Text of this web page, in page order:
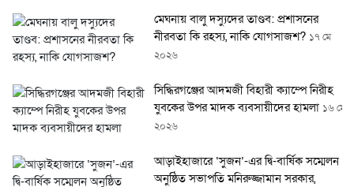
মেঘনায় বালু দস্যুদের তাণ্ডব: প্রশাসনের
নীরবতা কি রহস্য, নাকি যোগসাজশ? ১৭ মে
২০২৬
সিদ্ধিরগঞ্জের আদমজী বিহারী ক্যাম্পে নিরীহ
যুবকের উপর মাদক ব্যবসায়ীদের হামলা ১৬ মে
২০২৬
আড়াইহাজারে ‘সুজন’-এর দ্বি-বার্ষিক সম্মেলন
অনুষ্ঠিত সভাপতি মনিরুজ্জামান সরকার,